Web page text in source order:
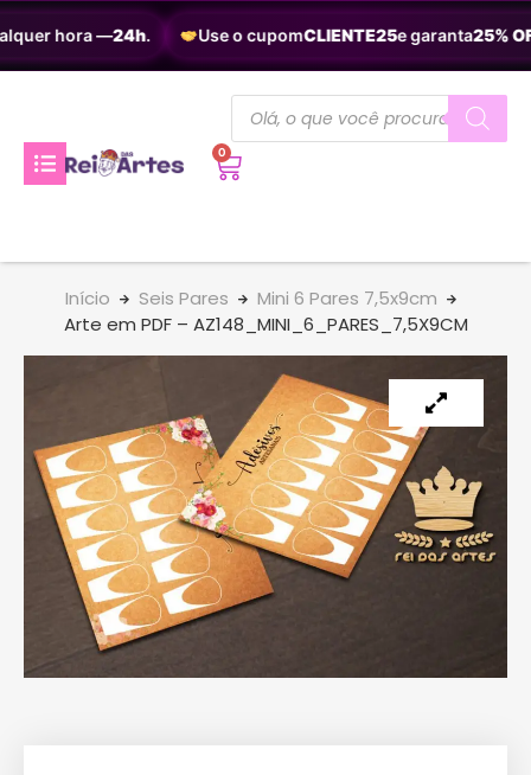
hora —24h. Use o cupomCLIENTE25e garanta25%
0
Início Seis Pares
Mini 6 Pares 7,5x9cm
Arte em PDF – AZ148_MINI_6_PARES_7,5X9CM